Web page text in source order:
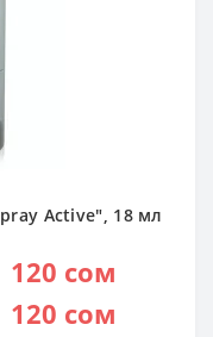
Active", 18 мл
120 сом
120 сом